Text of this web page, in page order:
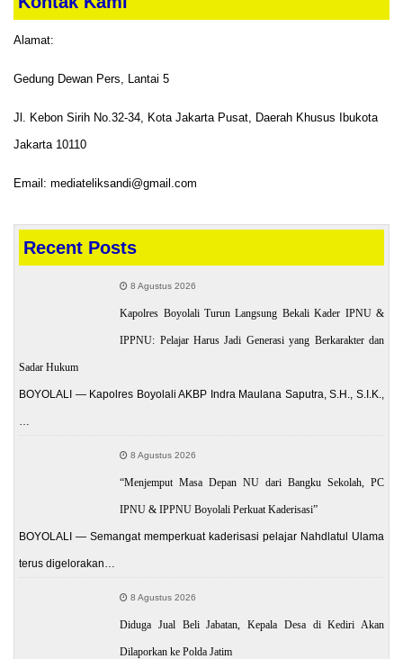
Alamat:
Gedung Dewan Pers, Lantai 5
Jl. Kebon Sirih No.32-34, Kota Jakarta Pusat, Daerah Khusus Ibukota
Jakarta 10110
Email: mediateliksandi@gmail.com
Recent Posts
8 Agustus 2026
Kapolres Boyolali Turun Langsung Bekali Kader IPNU &
IPPNU: Pelajar Harus Jadi Generasi yang Berkarakter dan
Sadar Hukum
BOYOLALI — Kapolres Boyolali AKBP Indra Maulana Saputra, S.H., S.I.K.,
8 Agustus 2026
“Menjemput Masa Depan NU dari Bangku Sekolah, PC
IPNU & IPPNU Boyolali Perkuat Kaderisasi”
BOYOLALI — Semangat memperkuat kaderisasi pelajar Nahdlatul Ulama
terus digelorakan…
8 Agustus 2026
Diduga Jual Beli Jabatan, Kepala Desa di Kediri Akan
Dilaporkan ke Polda Jatim